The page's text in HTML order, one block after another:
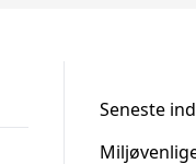
Seneste